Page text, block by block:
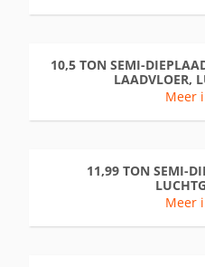
10,5 TON SEMI-
LAADVLOER,
Meer
11,99 TON SEMI-
Meer